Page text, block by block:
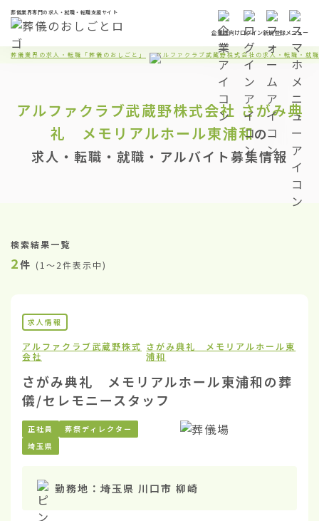
葬儀業界専門の求人・就職・転職支援サイト
企業様向けログイン新規登録メニュー
葬儀業界の求人・転職「葬儀のおしごと」 アルファクラブ武蔵野株式会社の求人・転職・就
アルファクラブ武蔵野株式会社 さがみ典
礼 メモリアルホール東浦和の
求人・転職・就職・アルバイト募集情報
検索結果一覧
2件 (1〜2件表示中)
求人情報
アルファクラブ武蔵野株式
会社
さがみ典礼 メモリアルホール東
浦和
さがみ典礼 メモリアルホール東浦和の葬
儀/セレモニースタッフ
正社員
葬祭ディレクター
埼玉県
勤務地： 埼玉県 川口市 柳崎